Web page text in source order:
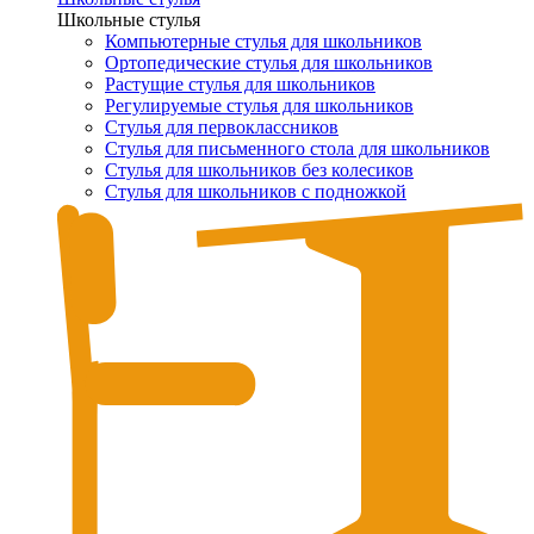
Школьные стулья
Компьютерные стулья для школьников
Ортопедические стулья для школьников
Растущие стулья для школьников
Регулируемые стулья для школьников
Стулья для первоклассников
Стулья для письменного стола для школьников
Стулья для школьников без колесиков
Стулья для школьников с подножкой